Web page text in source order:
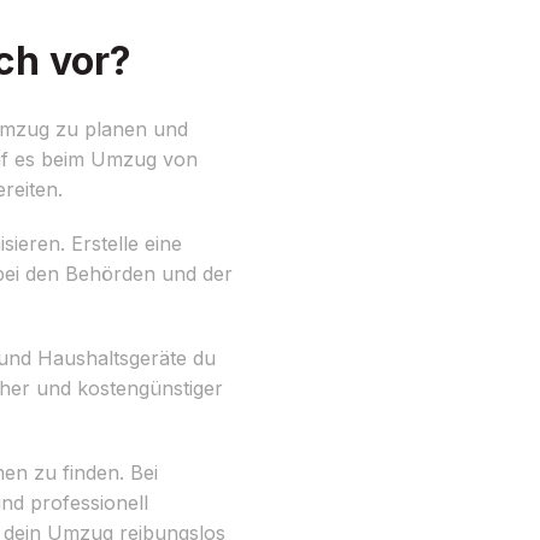
vor?
zu planen und
es beim Umzug von
Erstelle eine
den Behörden und der
Haushaltsgeräte du
und kostengünstiger
zu finden. Bei
professionell
Umzug reibungslos